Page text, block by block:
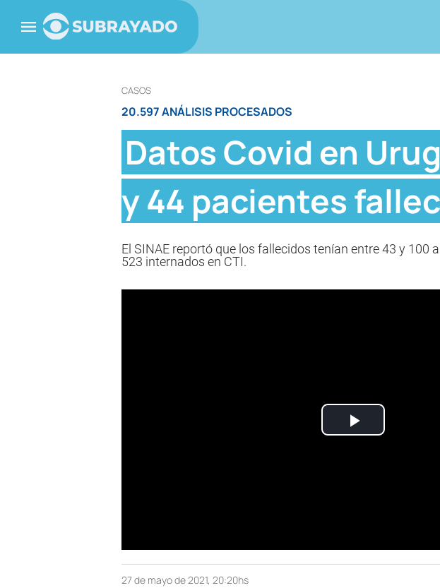
CASOS
20.597 ANÁLISIS PROCESADOS
Datos Covid en
y 44 pacientes
El SINAE reportó que los fallecidos tenían entre 43 y
523 internados en CTI.
Play
27 de mayo de 2021, 20:20hs